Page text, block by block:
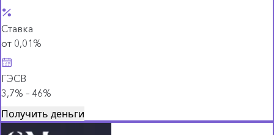
Ставка
от 0,01%
ГЭСВ
3,7% – 46%
Получить деньги